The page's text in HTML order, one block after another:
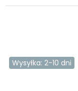
Wysyłka: 2-10 dni